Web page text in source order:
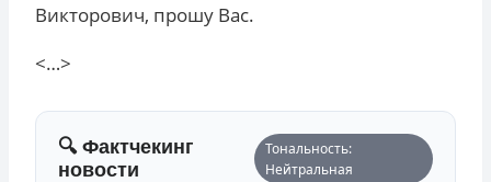
Викторович, прошу Вас.
<…>
🔍 Фактчекинг
новости
Тональность:
Нейтральная